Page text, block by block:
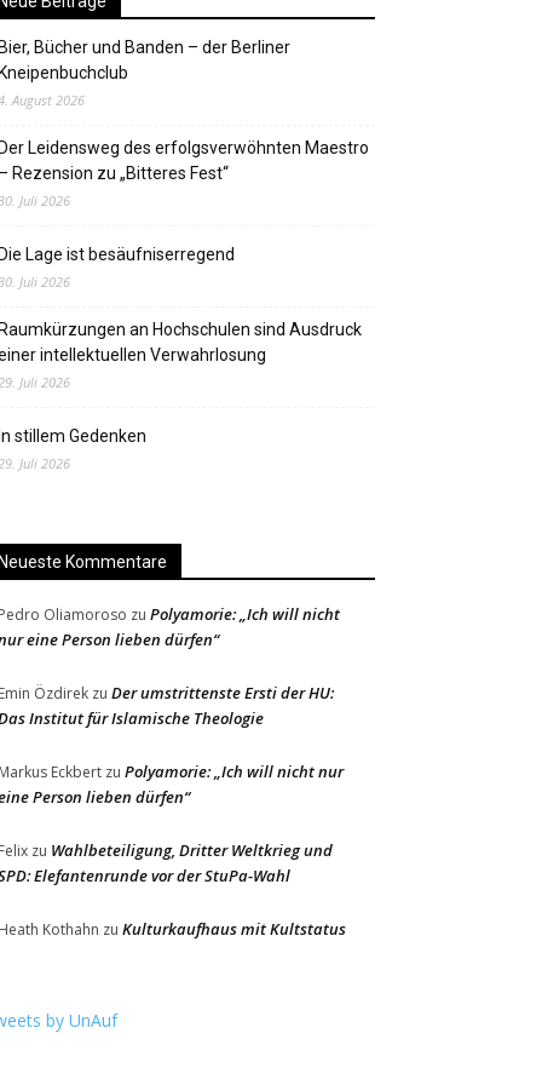
Bier, Bücher und Banden – der Berliner
Kneipenbuchclub
August 2026
Der Leidensweg des erfolgsverwöhnten Maestro
– Rezension zu „Bitteres Fest“
Juli 2026
Die Lage ist besäufniserregend
Juli 2026
Raumkürzungen an Hochschulen sind Ausdruck
intellektuellen Verwahrlosung
Juli 2026
In stillem Gedenken
Juli 2026
Neueste Kommentare
Pedro Oliamoroso zu Polyamorie: „Ich will nicht
eine Person lieben dürfen“
Emin Özdirek zu Der umstrittenste Ersti der HU:
Institut für Islamische Theologie
Markus Eckbert zu Polyamorie: „Ich will nicht nur
Person lieben dürfen“
Felix zu Wahlbeteiligung, Dritter Weltkrieg und
Elefantenrunde vor der StuPa-Wahl
Heath Kothahn zu Kulturkaufhaus mit Kultstatus
by UnAuf